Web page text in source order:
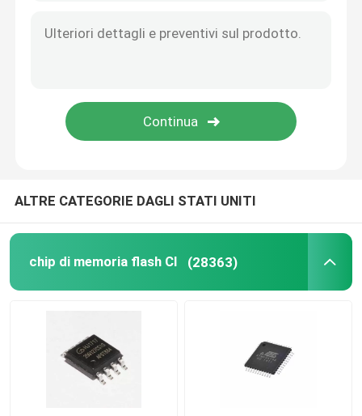
Drive del hard disk dello SSD
Esposizione LCD di SMG
esposizione dell'affissione a cristalli liquidi del
ALTRE CATEGORIE DAGLI STATI UNITI
chip di memoria flash CI (28363)